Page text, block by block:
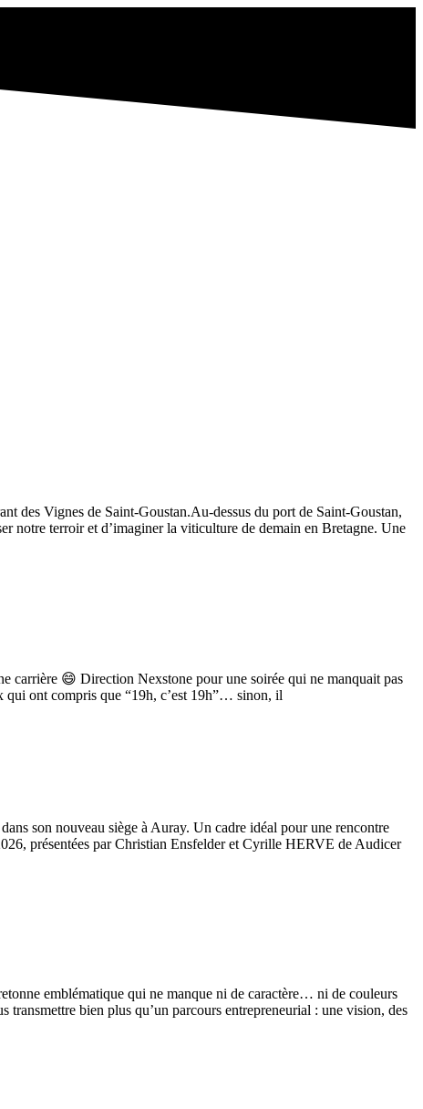
des Vignes de Saint-Goustan.Au-dessus du port de Saint-Goustan,
notre terroir et d’imaginer la viticulture de demain en Bretagne. Une
carrière 😄 Direction Nexstone pour une soirée qui ne manquait pas
qui ont compris que “19h, c’est 19h”… sinon, il
son nouveau siège à Auray. Un cadre idéal pour une rencontre
présentées par Christian Ensfelder et Cyrille HERVE de Audicer
emblématique qui ne manque ni de caractère… ni de couleurs
bien plus qu’un parcours entrepreneurial : une vision, des